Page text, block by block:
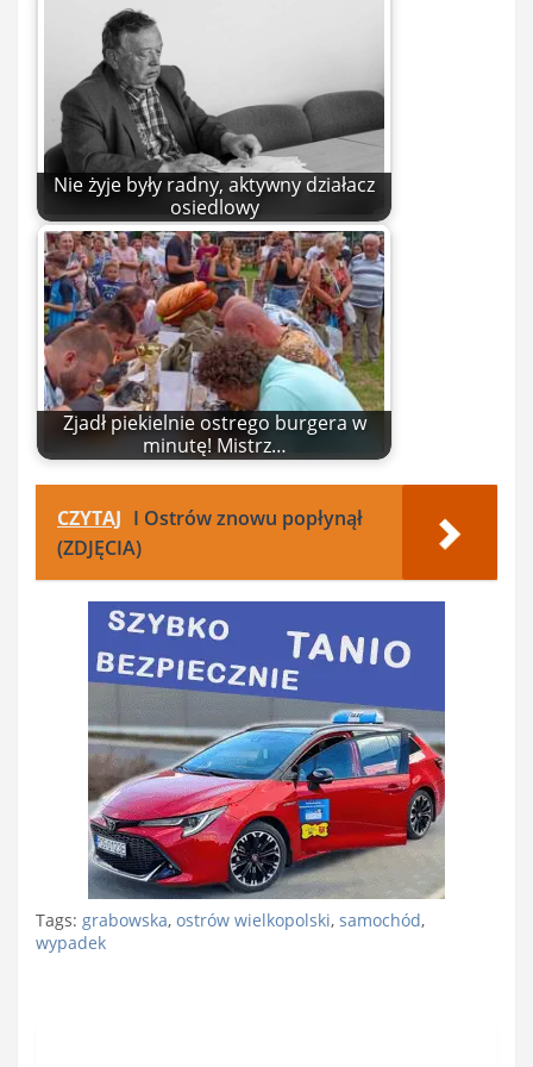
Nie żyje były radny, aktywny działacz
osiedlowy
Zjadł piekielnie ostrego burgera w
minutę! Mistrz…
CZYTAJ I Ostrów znowu popłynął
(ZDJĘCIA)
Tags: grabowska, ostrów wielkopolski, samochód,
wypadek